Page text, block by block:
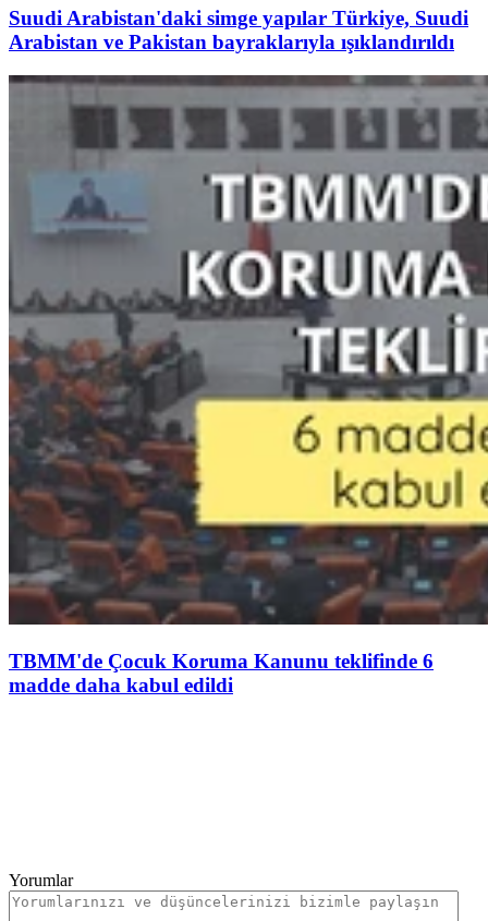
Suudi Arabistan'daki simge yapılar Türkiye, Suudi
Arabistan ve Pakistan bayraklarıyla ışıklandırıldı
TBMM'de Çocuk Koruma Kanunu teklifinde 6
madde daha kabul edildi
Yorumlar